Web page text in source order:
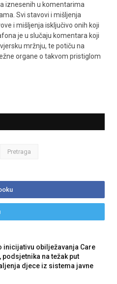
iznesenih u komentarima
Svi stavovi i mišljenja
i mišljenja isključivo onih koji
je u slučaju komentara koji
mržnju, te potiču na
organe o takvom pristiglom
inicijativu obilježavanja Care
podsjetnika na težak put
djece iz sistema javne